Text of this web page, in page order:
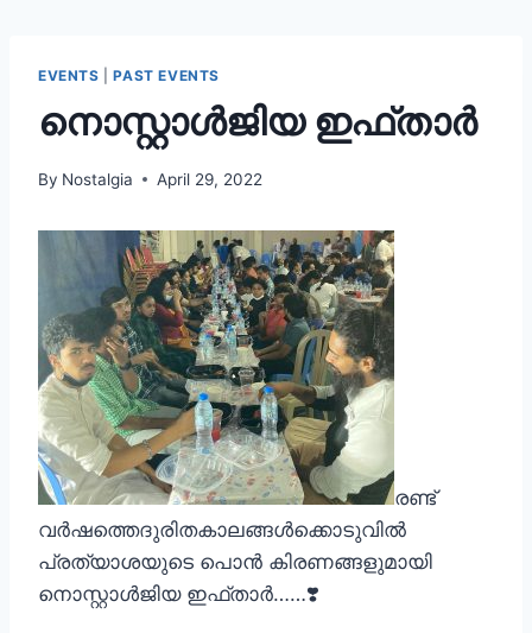
EVENTS |PAST EVENTS
നൊസ്റ്റാൾജിയ ഇഫ്താർ
By Nostalgia April 29, 2022
രണ്ട്
വർഷത്തെദുരിതകാലങ്ങൾക്കൊടുവിൽ
പ്രത്യാശയുടെ പൊൻ കിരണങ്ങളുമായി
നൊസ്റ്റാൾജിയ ഇഫ്താർ……❣️